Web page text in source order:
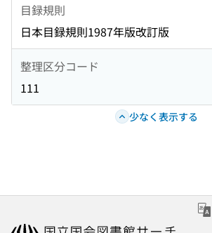
目録規則
日本目録規則1987年版改訂版
整理区分コード
111
少なく表示する